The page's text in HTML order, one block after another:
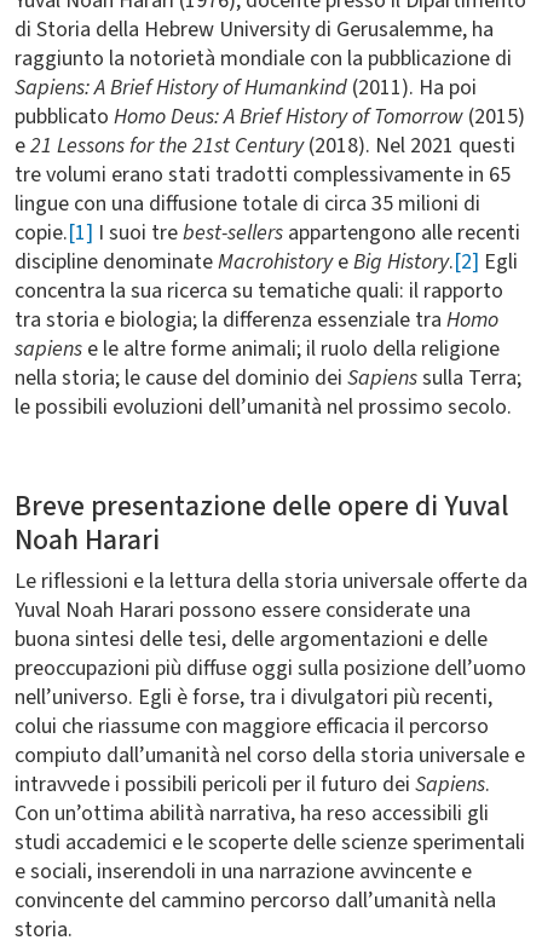
di Storia della Hebrew University di Gerusalemme, ha
raggiunto la notorietà mondiale con la pubblicazione di
Sapiens: A Brief History of Humankind (2011). Ha poi
pubblicato Homo Deus: A Brief History of Tomorrow (2015)
e21 Lessons for the 21st Century(2018). Nel 2021 questi
tre volumi erano stati tradotti complessivamente in 65
lingue con una diffusione totale di circa 35 milioni di
copie.[1] I suoi trebest-sellers appartengono alle recenti
discipline denominateMacrohistoryeBig History.[2] Egli
concentra la sua ricerca su tematiche quali: il rapporto
tra storia e biologia; la differenza essenziale tra Homo
sapiens e le altre forme animali; il ruolo della religione
nella storia; le cause del dominio dei Sapienssulla Terra;
le possibili evoluzioni dell’umanità nel prossimo secolo.
Breve presentazione delle opere di Yuval
Noah Harari
Le riflessioni e la lettura della storia universale offerte da
Yuval Noah Harari possono essere considerate una
buona sintesi delle tesi, delle argomentazioni e delle
preoccupazioni più diffuse oggi sulla posizione dell’uomo
nell’universo. Egli è forse, tra i divulgatori più recenti,
colui che riassume con maggiore efficacia il percorso
compiuto dall’umanità nel corso della storia universale e
intravvede i possibili pericoli per il futuro dei Sapiens.
Con un’ottima abilità narrativa, ha reso accessibili gli
studi accademici e le scoperte delle scienze sperimentali
e sociali, inserendoli in una narrazione avvincente e
convincente del cammino percorso dall’umanità nella
storia.